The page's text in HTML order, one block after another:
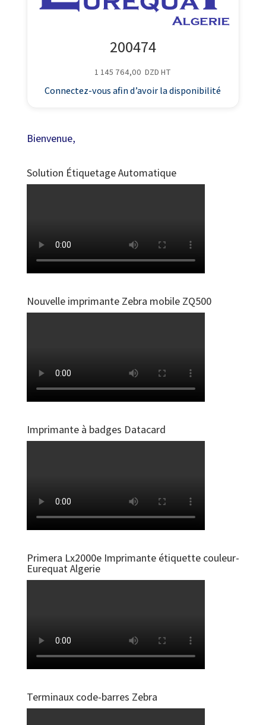
200474
1 145 764,00 DZD HT
Connectez-vous afin d’avoir la disponibilité
Bienvenue,
Solution Étiquetage Automatique
Nouvelle imprimante Zebra mobile ZQ500
Imprimante à badges Datacard
Primera Lx2000e Imprimante étiquette couleur-
Eurequat Algerie
Terminaux code-barres Zebra